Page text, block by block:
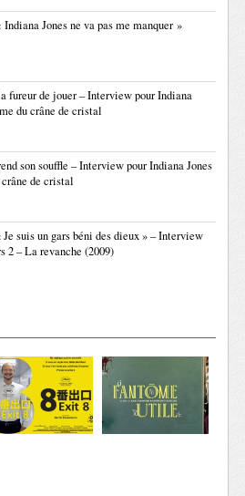
Jones ne va pas me manquer »
fureur de jouer – Interview pour Indiana
du crâne de cristal
son souffle – Interview pour Indiana Jones
de cristal
suis un gars béni des dieux » – Interview
2 – La revanche (2009)